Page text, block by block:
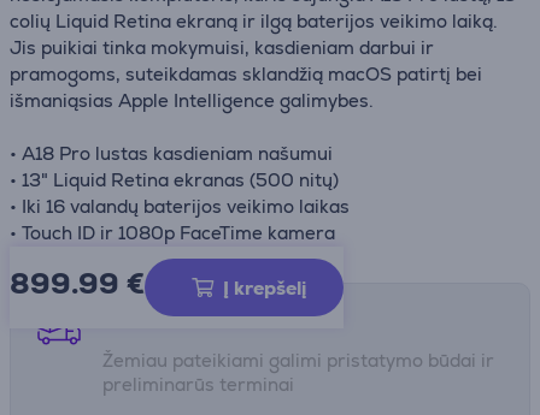
colių Liquid Retina ekraną ir ilgą baterijos veikimo laiką.
Jis puikiai tinka mokymuisi, kasdieniam darbui ir
pramogoms, suteikdamas sklandžią macOS patirtį bei
išmaniąsias Apple Intelligence galimybes.
• A18 Pro lustas kasdieniam našumui
• 13" Liquid Retina ekranas (500 nitų)
• Iki 16 valandų baterijos veikimo laikas
• Touch ID ir 1080p FaceTime kamera
899.99 € Į krepšelį
Pristatymo būdai
Žemiau pateikiami galimi pristatymo būdai ir
preliminarūs terminai